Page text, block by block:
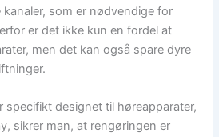
som er nødvendige for
er det ikke kun en fordel at
men det kan også spare dyre
specifikt designet til høreapparater,
sikrer man, at rengøringen er